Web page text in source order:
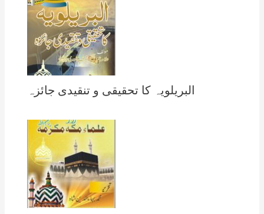
البریلویہ کا تحقیقی و تنقیدی جائزہ